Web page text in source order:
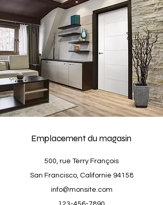
Emplacement du magasin
500, rue Terry François
San Francisco, Californie 94158
info@monsite.com